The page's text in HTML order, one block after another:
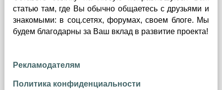
статью там, где Вы обычно общаетесь с друзьями и
знакомыми: в соц.сетях, форумах, своем блоге. Мы
будем благодарны за Ваш вклад в развитие проекта!
Рекламодателям
Политика конфиденциальности